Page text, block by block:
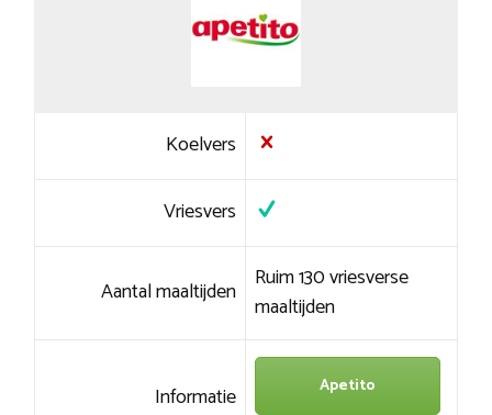
Koelvers
Vriesvers
Aantal maaltijden Ruim 130 vriesverse
maaltijden
Informatie Apetito